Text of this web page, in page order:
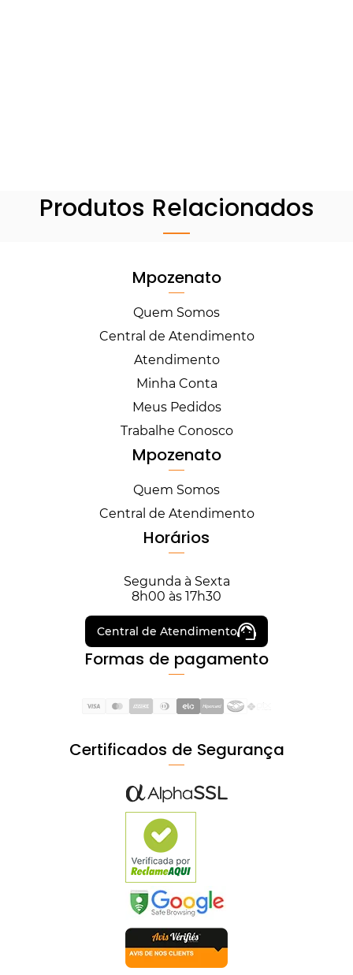
Produtos Relacionados
Mpozenato
Quem Somos
Central de Atendimento
Atendimento
Minha Conta
Meus Pedidos
Trabalhe Conosco
Mpozenato
Quem Somos
Central de Atendimento
Horários
Segunda à Sexta
8h00 às 17h30
Central de Atendimento
Formas de pagamento
Certificados de Segurança